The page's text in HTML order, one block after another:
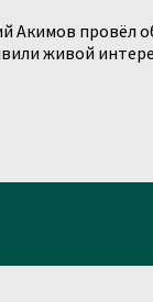
провёл
живой